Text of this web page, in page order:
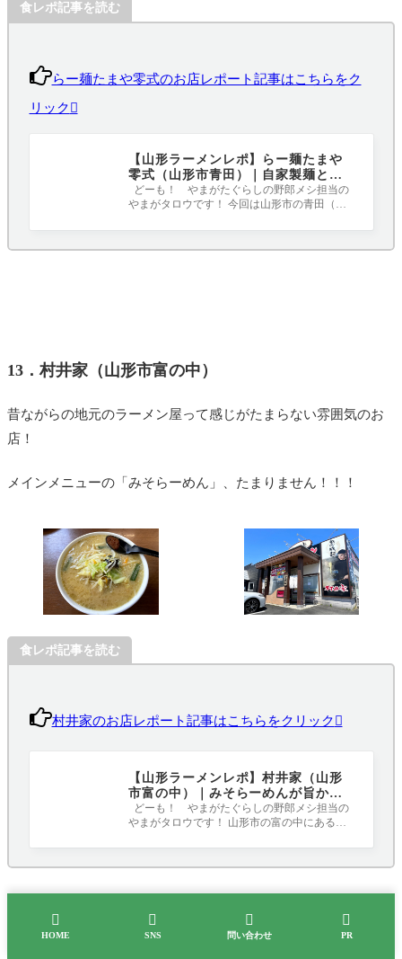
食レポ記事を読む
らー麺たまや零式のお店レポート記事はこちらをク
リック
【山形ラーメンレポ】らー麺たまや
零式（山形市青田）｜自家製麺と濃
厚豚骨魚介こってりスープがたまら
ない！！！
どーも！ やまがたぐらしの野郎メシ担当の
やまがタロウです！ 今回は山形市の青田（あ
13．村井家（山形市富の中）
昔ながらの地元のラーメン屋って感じがたまらない雰囲気のお
店！
メインメニューの「みそらーめん」、たまりません！！！
食レポ記事を読む
村井家のお店レポート記事はこちらをクリック
【山形ラーメンレポ】村井家（山形
市富の中）｜みそらーめんが旨かっ
た！！！
どーも！ やまがたぐらしの野郎メシ担当の
やまがタロウです！ 山形市の富の中にあるラ

HOME

SNS

問い合わせ

PR